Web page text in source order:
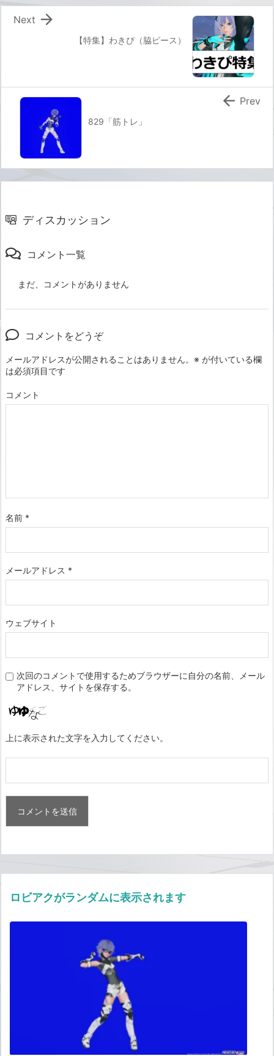
【特集】わきぴ（脇ピース）

Next
829「筋トレ」
 Prev
ディスカッション
コメント一覧
まだ、コメントがありません
コメントをどうぞ
メールアドレスが公開されることはありません。 ※ が付いている欄
は必須項目です
コメント
名前 *
メールアドレス *
ウェブサイト
次回のコメントで使用するためブラウザーに自分の名前、メール
アドレス、サイトを保存する。
上に表示された文字を入力してください。
ロビアクがランダムに表示されます